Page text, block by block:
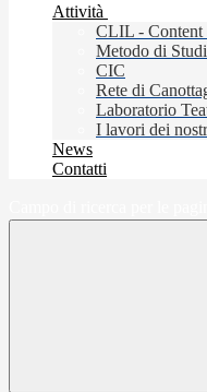
Attività
CLIL - Content
Metodo di
CIC
Rete di
Laboratorio
I lavori dei
News
Contatti